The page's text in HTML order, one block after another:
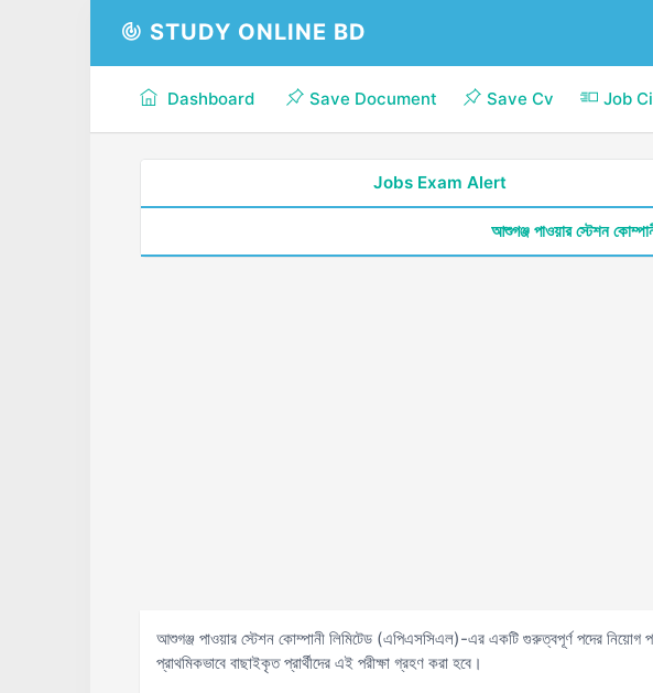
STUDY ONLINE BD
Dashboard Save Document Save Cv Job
Jobs Exam Alert
আশুগঞ্জ পাওয়ার স্টেশন
আশুগঞ্জ পাওয়ার স্টেশন কোম্পানী লিমিটেড (এপিএসসিএল)-এর একটি গুরুত্বপূর্ণ পদের নিয়োগ
প্রাথমিকভাবে বাছাইকৃত প্রার্থীদের এই পরীক্ষা গ্রহণ করা হবে।